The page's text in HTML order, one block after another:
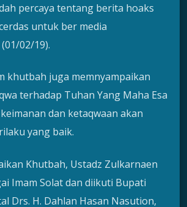
percaya tentang berita hoaks
untuk ber media
02/19).
khutbah juga memnyampaikan
terhadap Tuhan Yang Maha Esa
dan ketaqwaan akan
yang baik.
Khutbah, Ustadz Zulkarnaen
Imam Solat dan diikuti Bupati
Drs. H. Dahlan Hasan Nasution,